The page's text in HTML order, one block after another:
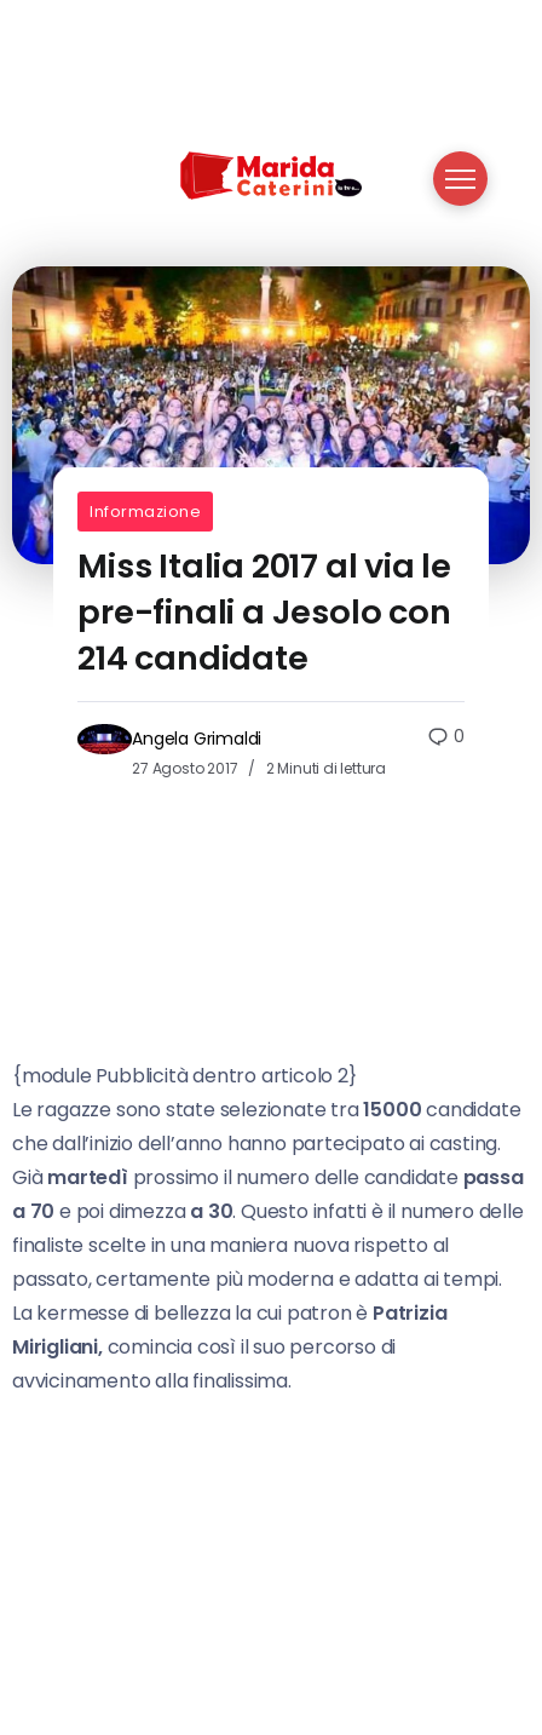
Informazione
Miss Italia 2017 al via le
pre-finali a Jesolo con
214 candidate
Angela Grimaldi
27 Agosto 2017 2 Minuti di lettura
0
{module Pubblicità dentro articolo 2}
Le ragazze sono state selezionate tra15000candidate
che dall’inizio dell’anno hanno partecipato ai casting.
Giàmartedì prossimo il numero delle candidate passa
a 70 e poi dimezzaa 30. Questo infatti è il numero delle
finaliste scelte in una maniera nuova rispetto al
passato, certamente più moderna e adatta ai tempi.
La kermesse di bellezza la cui patron è Patrizia
Mirigliani,comincia così il suo percorso di
avvicinamento alla finalissima.